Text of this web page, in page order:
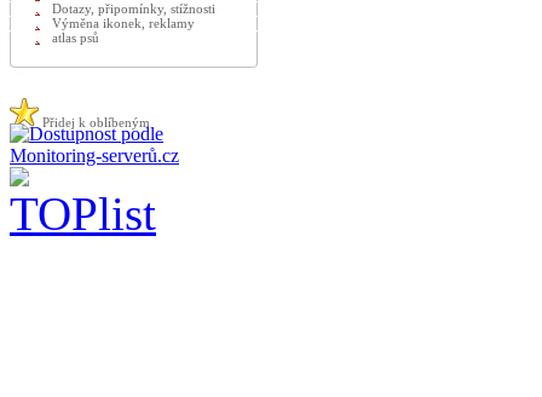
Dotazy, připomínky, stížnosti
Výměna ikonek, reklamy
atlas psů
Přidej k oblíbeným